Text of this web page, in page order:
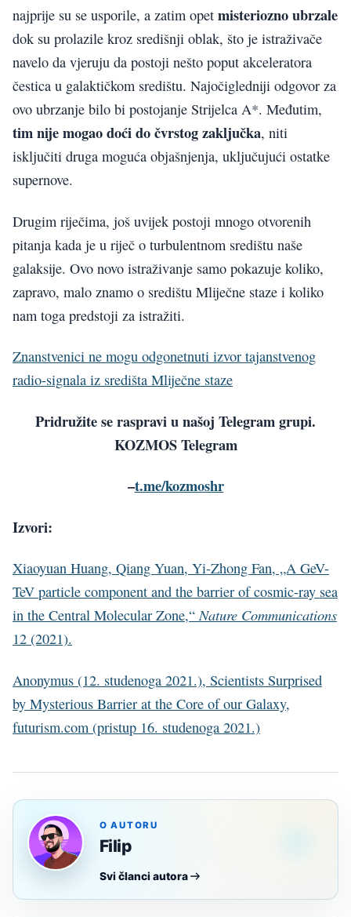
najprije su se usporile, a zatim opet misteriozno ubrzale
dok su prolazile kroz središnji oblak, što je istraživače
navelo da vjeruju da postoji nešto poput akceleratora
čestica u galaktičkom središtu. Najočigledniji odgovor za
ovo ubrzanje bilo bi postojanje Strijelca A*. Međutim,
tim nije mogao doći do čvrstog zaključka, niti
isključiti druga moguća objašnjenja, uključujući ostatke
supernove.
Drugim riječima, još uvijek postoji mnogo otvorenih
pitanja kada je u riječ o turbulentnom središtu naše
galaksije. Ovo novo istraživanje samo pokazuje koliko,
zapravo, malo znamo o središtu Mliječne staze i koliko
nam toga predstoji za istražiti.
Znanstvenici ne mogu odgonetnuti izvor tajanstvenog
radio-signala iz središta Mliječne staze
Pridružite se raspravi u našoj Telegram grupi.
KOZMOS Telegram
–t.me/kozmoshr
Izvori:
Xiaoyuan Huang, Qiang Yuan, Yi-Zhong Fan, „A GeV-
TeV particle component and the barrier of cosmic-ray sea
in the Central Molecular Zone,“Nature Communications
12 (2021).
Anonymus (12. studenoga 2021.), Scientists Surprised
by Mysterious Barrier at the Core of our Galaxy,
futurism.com (pristup 16. studenoga 2021.)
O AUTORU
Filip
Svi članci autora